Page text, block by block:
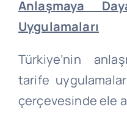
Anlaşmaya
Uygulamaları
Türkiye’nin
tarife
çerçevesinde ele